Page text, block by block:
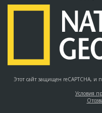
Этот сайт защищен reCAPTCHA, и
Условия